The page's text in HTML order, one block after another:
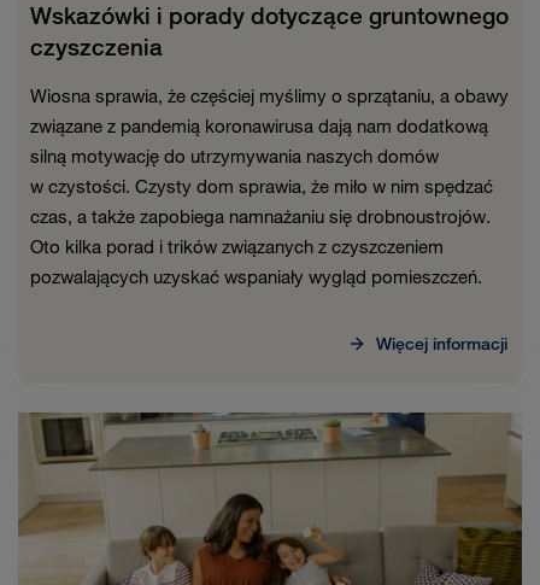
Wskazówki i porady dotyczące gruntownego
czyszczenia
Wiosna sprawia, że częściej myślimy o sprzątaniu, a obawy
związane z pandemią koronawirusa dają nam dodatkową
silną motywację do utrzymywania naszych domów
w czystości. Czysty dom sprawia, że miło w nim spędzać
czas, a także zapobiega namnażaniu się drobnoustrojów.
Oto kilka porad i trików związanych z czyszczeniem
pozwalających uzyskać wspaniały wygląd pomieszczeń.
Więcej informacji